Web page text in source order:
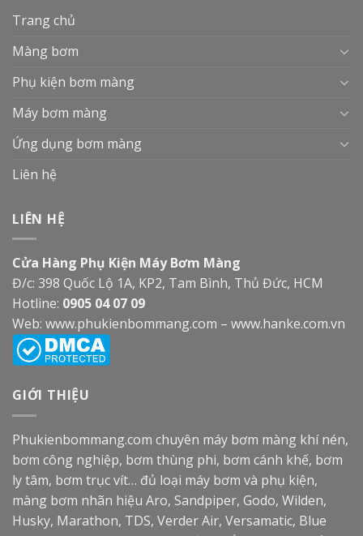
Trang chủ
Màng bơm
Phụ kiện bơm màng
Máy bơm màng
Ứng dụng bơm màng
Liên hệ
LIÊN HỆ
Cửa Hàng Phụ Kiện Máy Bơm Màng
Đ/c: 398 Quốc Lộ 1A, KP2, Tam Bình, Thủ Đức, HCM
Hotline: 0905 04 07 09
Web: www.phukienbommang.com – www.hanke.com.vn
GIỚI THIỆU
Phukienbommang.com chuyên máy bơm màng khí nén,
bơm công nghiệp, bơm thùng phi, bơm cánh khế, bơm
ly tâm, bơm trục vít… đủ loại máy bơm và phụ kiện,
màng bơm nhãn hiệu Aro, Sandpiper, Godo, Wilden,
Husky, Marathon, TDS, Verder Air, Versamatic, Blue